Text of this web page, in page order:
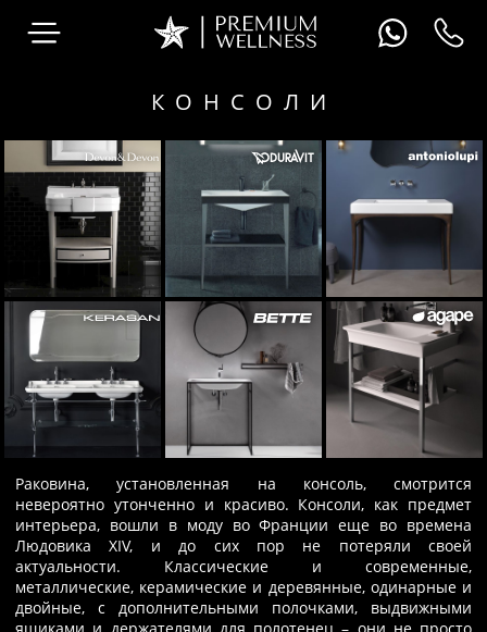
КОНСОЛИ
Раковина, установленная на консоль, смотрится
невероятно утонченно и красиво. Консоли, как предмет
интерьера, вошли в моду во Франции еще во времена
Людовика XIV, и до сих пор не потеряли своей
актуальности. Классические и современные,
металлические, керамические и деревянные, одинарные и
двойные, с дополнительными полочками, выдвижными